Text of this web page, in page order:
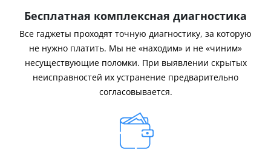
Бесплатная комплексная диагностика
Все гаджеты проходят точную диагностику, за которую
не нужно платить. Мы не «находим» и не «чиним»
несуществующие поломки. При выявлении скрытых
неисправностей их устранение предварительно
согласовывается.